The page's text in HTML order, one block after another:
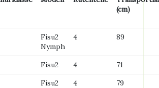
(cm)
Fisu2
Nymph
4 89
Fisu2 4
71
Fisu2 4
79